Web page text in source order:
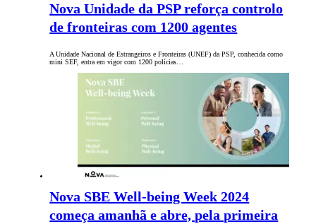
Nova Unidade da PSP reforça controlo
de fronteiras com 1200 agentes
A Unidade Nacional de Estrangeiros e Fronteiras (UNEF) da PSP, conhecida como
mini SEF, entra em vigor com 1200 polícias…
Nova SBE Well-being Week 2024
começa amanhã e abre, pela primeira